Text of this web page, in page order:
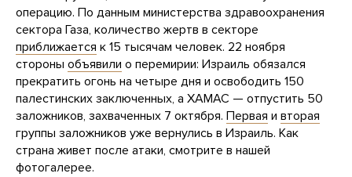
операцию. По данным министерства здравоохранения
сектора Газа, количество жертв в секторе
приближается к 15 тысячам человек. 22 ноября
стороны объявили о перемирии: Израиль обязался
прекратить огонь на четыре дня и освободить 150
палестинских заключенных, а ХАМАС — отпустить 50
заложников, захваченных 7 октября. Первая и вторая
группы заложников уже вернулись в Израиль. Как
страна живет после атаки, смотрите в нашей
фотогалерее.